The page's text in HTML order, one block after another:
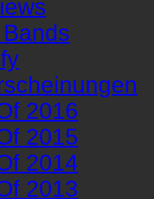
2016
2015
2014
2013